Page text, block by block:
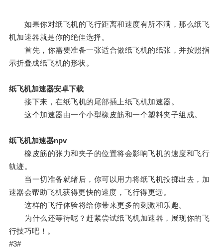
如果你对纸飞机的飞行距离和速度有所不满，那么纸飞
机加速器就是你的绝佳选择。
首先，你需要准备一张适合做纸飞机的纸张，并按照指
示折叠成纸飞机的形状。
纸飞机加速器安卓下载
接下来，在纸飞机的尾部插上纸飞机加速器。
这个加速器由一个小型橡皮筋和一个塑料夹子组成。
纸飞机加速器npv
橡皮筋的张力和夹子的位置将会影响飞机的速度和飞行
轨迹。
当一切准备就绪后，你可以用力将纸飞机投掷出去，加
速器会帮助飞机获得更快的速度，飞行得更远。
这样的飞行体验将给你带来更多的刺激和乐趣。
为什么还等待呢？赶紧尝试纸飞机加速器，展现你的飞
行技巧吧！。
#3#